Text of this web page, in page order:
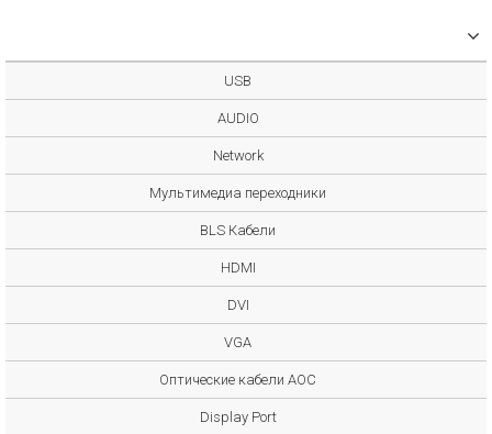
USB
AUDIO
Network
Мультимедиа переходники
BLS Кабели
HDMI
DVI
VGA
Оптические кабели AOC
Display Port